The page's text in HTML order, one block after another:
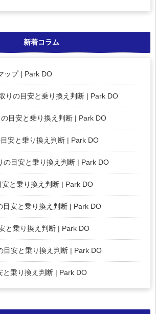
新着コラム
ップ | Park DO
りの目安と乗り換え判断 | Park DO
目安と乗り換え判断 | Park DO
安と乗り換え判断 | Park DO
の目安と乗り換え判断 | Park DO
安と乗り換え判断 | Park DO
目安と乗り換え判断 | Park DO
と乗り換え判断 | Park DO
目安と乗り換え判断 | Park DO
と乗り換え判断 | Park DO